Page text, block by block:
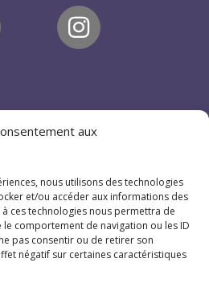
aux
nous utilisons des technologies
et/ou accéder aux informations des
ces technologies nous permettra de
comportement de navigation ou les ID
pas consentir ou de retirer son
négatif sur certaines caractéristiques